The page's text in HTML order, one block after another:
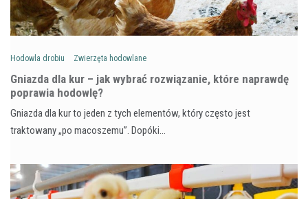
Hodowla drobiu Zwierzęta hodowlane
Gniazda dla kur – jak wybrać rozwiązanie, które naprawdę
poprawia hodowlę?
Gniazda dla kur to jeden z tych elementów, który często jest
traktowany „po macoszemu”. Dopóki…